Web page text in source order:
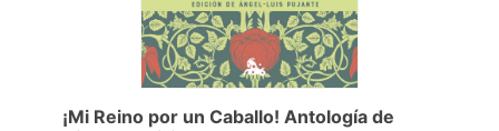
¡Mi Reino por un Caballo! Antología de